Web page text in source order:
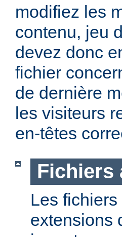
modifiez les
contenu, jeu
devez donc
fichier
de dernière
les visiteurs
en-têtes
Fichiers
Les
extensions